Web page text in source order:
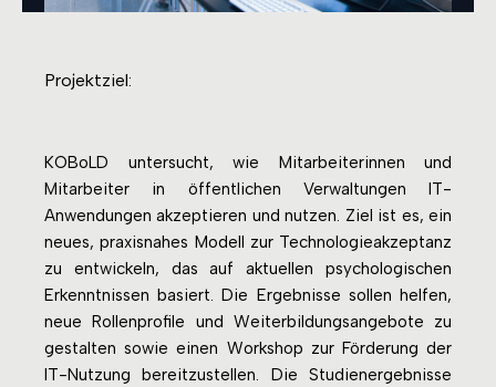
Projektziel:
KOBoLD untersucht, wie Mitarbeiterinnen und
Mitarbeiter in öffentlichen Verwaltungen IT-
Anwendungen akzeptieren und nutzen. Ziel ist es, ein
neues, praxisnahes Modell zur Technologieakzeptanz
zu entwickeln, das auf aktuellen psychologischen
Erkenntnissen basiert. Die Ergebnisse sollen helfen,
neue Rollenprofile und Weiterbildungsangebote zu
gestalten sowie einen Workshop zur Förderung der
IT-Nutzung bereitzustellen. Die Studienergebnisse